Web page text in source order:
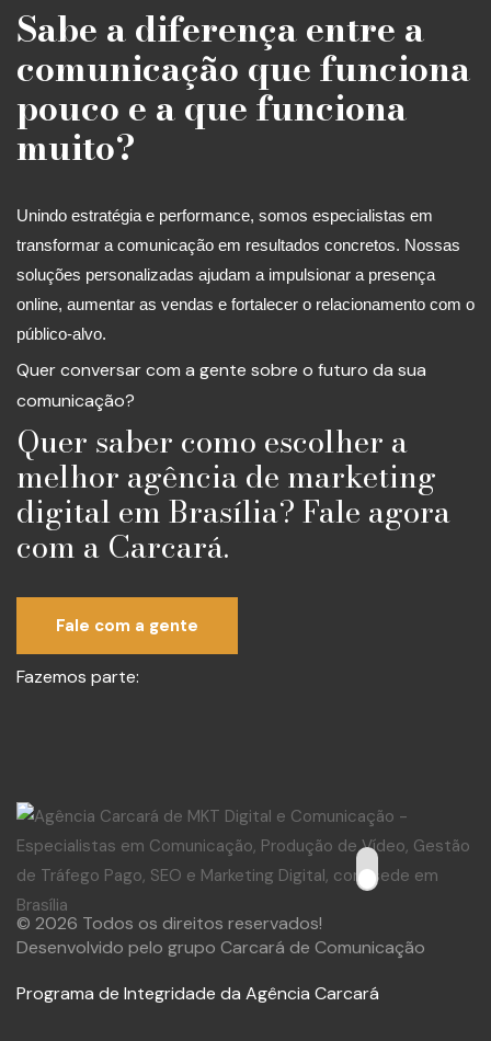
Sabe a diferença entre a
comunicação que funciona
pouco e a que funciona
muito?
Unindo estratégia e performance, somos especialistas em
transformar a comunicação em resultados concretos. Nossas
soluções personalizadas ajudam a impulsionar a presença
online, aumentar as vendas e fortalecer o relacionamento com o
público-alvo.
Quer conversar com a gente sobre o futuro da sua
comunicação?
Quer saber como escolher a
melhor agência de marketing
digital em Brasília? Fale agora
com a Carcará.
Fale com a gente
Fazemos parte:
© 2026 Todos os direitos reservados!
Desenvolvido pelo grupo Carcará de Comunicação
Programa de Integridade da Agência Carcará